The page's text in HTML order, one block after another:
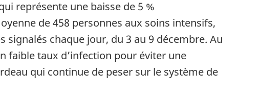
représente une baisse de 5 %
de 458 personnes aux soins intensifs,
signalés chaque jour, du 3 au 9 décembre. Au
faible taux d’infection pour éviter une
qui continue de peser sur le système de